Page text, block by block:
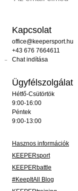
Kapcsolat
office@keepersport.hu
+43 676 7664611
Chat indítása
Ügyfélszolgálat
Hétfő-Csütörtök
9:00-16:00
Péntek
9:00-13:00
Hasznos információk
KEEPERsport
KEEPERbattle
#KeepItAll Blog